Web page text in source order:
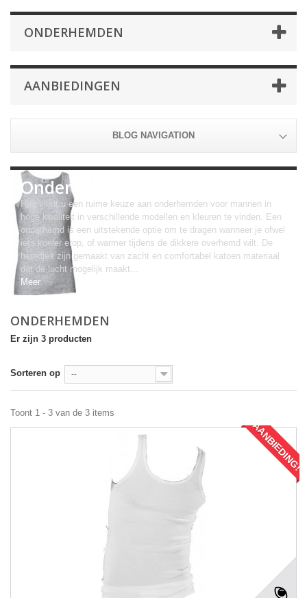
ONDERHEMDEN
AANBIEDINGEN
BLOG NAVIGATION
Onderhemden
Hier vindt u een ruime keuze aan onderhemden voor mannen in
hoge kwaliteit in verschillende modellen en kleuren te vinden. Een
onderhemd is een uitstekende optie om te dragen wanneer je ofwel
iets koeler erop, of warmer tijdens de dikkere overhemd wilt. De
hemdjes zijn gemaakt van zacht en comfortabel katoen materiaal
dat de lucht mogelijk maakt...
Meer
ONDERHEMDEN
Er zijn 3 producten
Sorteren op --
Toont 1 - 3 van de 3 items
AANBIEDING!